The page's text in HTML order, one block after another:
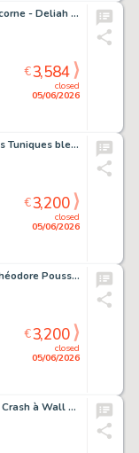
ANDREAS (né en 1951) Capricorne - Deliah Encre de Chine...
closed
05/06/2026
€3,584
Willy LAMBIL (né en 1936) Les Tuniques bleues - Des...
closed
05/06/2026
€3,200
Frank LE GALL (né en 1959) Théodore Poussin - La jonque...
closed
05/06/2026
€3,200
BERCK (1929-2020) Sammy - Crash à Wall Street Encre...